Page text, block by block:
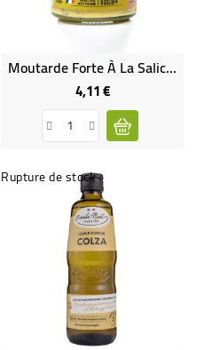
Moutarde Forte À La Salicorne
4,11 €Prix
Rupture de stock